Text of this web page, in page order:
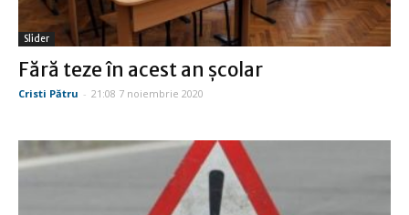
Slider
Fără teze în acest an școlar
Cristi Pătru - 21:08 7 noiembrie 2020